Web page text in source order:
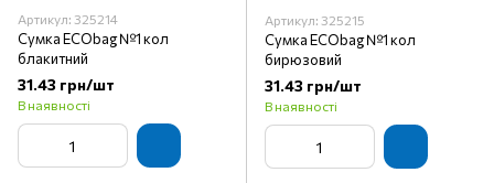
Артикул: 325214
Сумка ECObag №1 кол
блакитний
31.43 грн/шт
В наявності
Артикул: 325215
Сумка ECObag №1 кол
бирюзовий
31.43 грн/шт
В наявності